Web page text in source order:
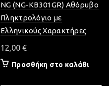
NG (NG-KB301GR) Αθόρυβο
Πληκτρολόγιο με
Ελληνικούς Χαρακτήρες
12,00 €
Προσθήκη στο καλάθι